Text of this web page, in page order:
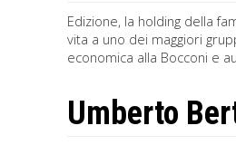
Edizione, la holding della
vita a uno dei maggiori
economica alla Bocconi e
Umberto